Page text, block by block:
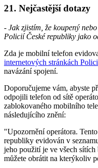
21. Nejčastější dotazy
- Jak zjistím, že koupený
Policií České republiky jako
Zda je mobilní telefon
internetových stránkách
navázání spojení.
Doporučujeme vám, abyste
odpojili telefon od sítě
zablokovaného mobilního
následujícího znění:
"Upozornění operátora.
republiky evidován v
jeho použití je ve všech
můžete obrátit na kterýkoliv